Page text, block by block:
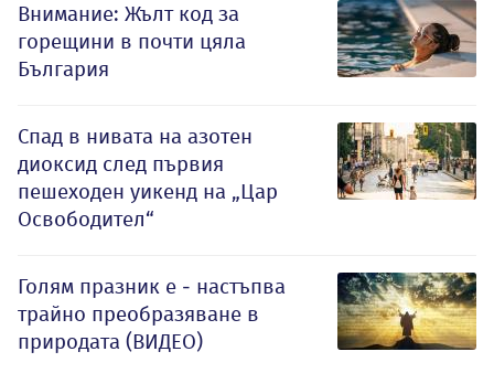
Внимание: Жълт код за
горещини в почти цяла
България
Спад в нивата на азотен
диоксид след първия
пешеходен уикенд на „Цар
Освободител“
Голям празник е - настъпва
трайно преобразяване в
природата (ВИДЕО)